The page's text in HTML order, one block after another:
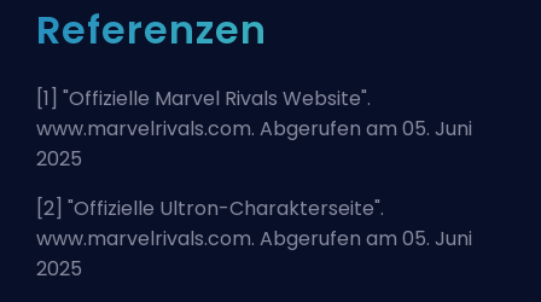
Referenzen
[1] "Offizielle Marvel Rivals Website".
www.marvelrivals.com. Abgerufen am 05. Juni
2025
[2] "Offizielle Ultron-Charakterseite".
www.marvelrivals.com. Abgerufen am 05. Juni
2025